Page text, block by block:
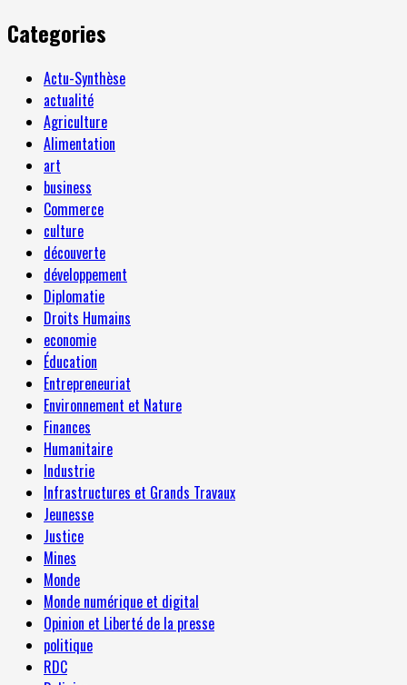
Categories
Actu-Synthèse
actualité
Agriculture
Alimentation
art
business
Commerce
culture
découverte
développement
Diplomatie
Droits Humains
economie
Éducation
Entrepreneuriat
Environnement et Nature
Finances
Humanitaire
Industrie
Infrastructures et Grands Travaux
Jeunesse
Justice
Mines
Monde
Monde numérique et digital
Opinion et Liberté de la presse
politique
RDC